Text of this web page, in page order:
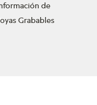
de
Grabables